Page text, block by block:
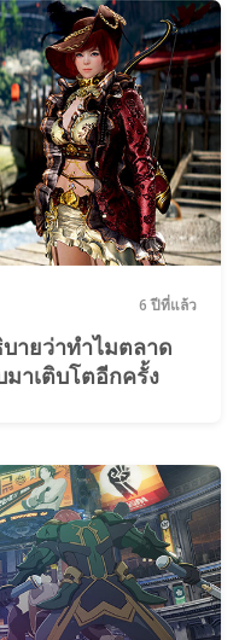
6 ปีที่แล้ว
ายว่าทำไมตลาด
มาเติบโตอีกครั้ง